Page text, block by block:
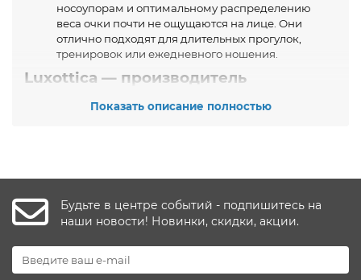
носоупорам и оптимальному распределению
веса очки почти не ощущаются на лице. Они
отлично подходят для длительных прогулок,
тренировок или ежедневного ношения.
Luxottica — производитель
отвечает за дизайн, производство, качество и
подлинность каждой пары очков PRADA SPORT.
Производство расположено в Италии, где каждые очки
использует инновационные материалы, спортивные
технологии и оптические решения, обеспечивающие
Показать описание полностью
Будьте в центре событий - подпишитесь на
наши новости! Новинки, скидки, акции.